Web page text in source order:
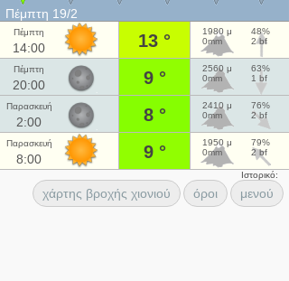
Πέμπτη 19/2
Πέμπτη
14:00 13 °
1980 μ
0mm
48%
2 bf
Πέμπτη
20:00 9 °
2560 μ
0mm
63%
1 bf
Παρασκευή
2:00 8 °
2410 μ
0mm
76%
2 bf
Παρασκευή
8:00 9 °
1950 μ
0mm
79%
2 bf
Ιστορικό:
χάρτης βροχής χιονιού όροι μενού